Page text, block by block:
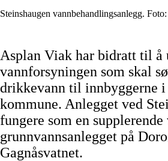
Steinshaugen vannbehandlingsanlegg.
Asplan Viak har bidratt til å
vannforsyningen som skal
drikkevann til innbyggerne
kommune. Anlegget ved
fungere som en
grunnvannsanlegget på
Gagnåsvatnet.